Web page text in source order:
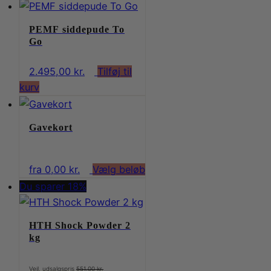
var:
995,00 kr..
aktuelle
er:
PEMF siddepude To
Go
2.495,00 kr.
Tilføj til
kurv
Gavekort
fra 0,00 kr. Vælg beløb
Du sparer 18%
HTH Shock Powder 2
kg
551,00kr.Den